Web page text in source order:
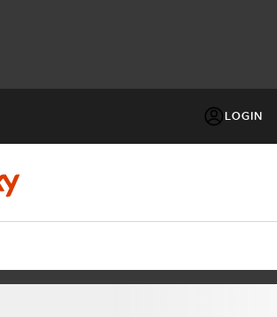
LOGIN
PECHINO